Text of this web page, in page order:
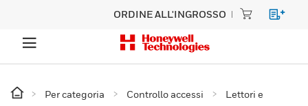
ORDINE ALL'INGROSSO
Per categoria Controllo accessi
Lettori e